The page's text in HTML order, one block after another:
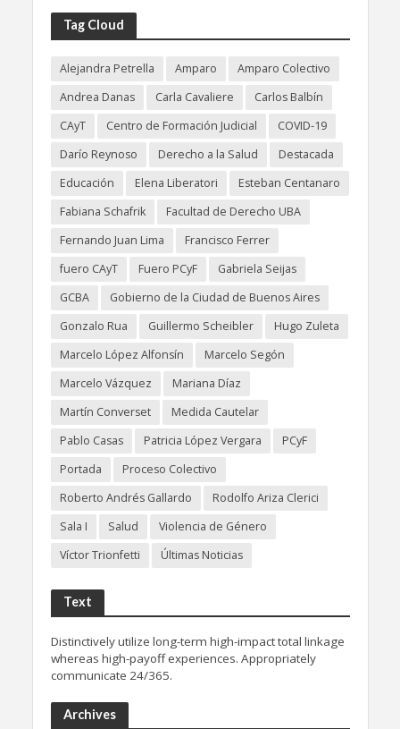
Tag Cloud
Alejandra Petrella Amparo
Amparo Colectivo
Andrea Danas
Carla Cavaliere
Carlos Balbín
CAyT
Centro de Formación Judicial
COVID-19
Darío Reynoso
Derecho a la Salud
Destacada
Educación
Elena Liberatori
Esteban Centanaro
Fabiana Schafrik
Facultad de Derecho UBA
Fernando Juan Lima
Francisco Ferrer
fuero CAyT
Fuero PCyF
Gabriela Seijas
GCBA
Gobierno de la Ciudad de Buenos Aires
Gonzalo Rua
Guillermo Scheibler
Hugo Zuleta
Marcelo López Alfonsín
Marcelo Segón
Marcelo Vázquez
Mariana Díaz
Martín Converset
Medida Cautelar
Pablo Casas
Patricia López Vergara
PCyF
Portada
Proceso Colectivo
Roberto Andrés Gallardo
Rodolfo Ariza Clerici
Sala I
Salud
Violencia de Género
Víctor Trionfetti
Últimas Noticias
Text
Distinctively utilize long-term high-impact total linkage
whereas high-payoff experiences. Appropriately
communicate 24/365.
Archives